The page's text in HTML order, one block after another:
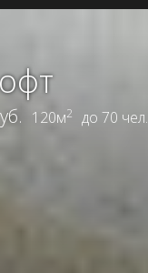
120м2 до 70 чел.